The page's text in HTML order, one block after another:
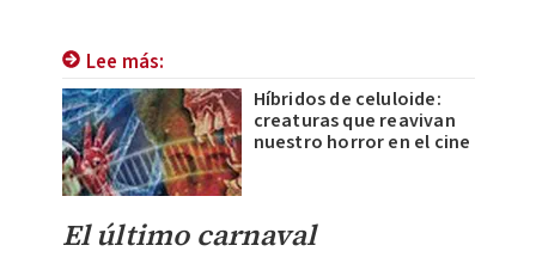
Lee más:
Híbridos de celuloide:
creaturas que reavivan
nuestro horror en el cine
El último carnaval